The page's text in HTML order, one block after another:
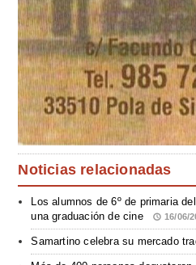
Noticias relacionadas
Los alumnos de 6º de primaria
una graduación de cine
16/06/
Samartino celebra su mercado